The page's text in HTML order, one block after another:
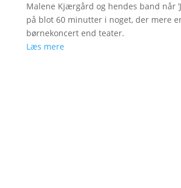
Malene Kjærgård og hendes band når
på blot 60 minutter i noget, der mere
børnekoncert end teater.
Læs mere